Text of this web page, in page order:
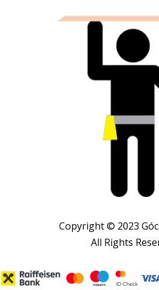
Copyright © 2023
All Rights